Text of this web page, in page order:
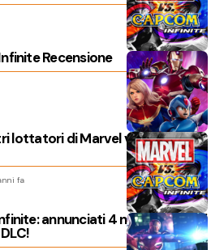
Recensione
lottatori di Marvel vs. Capcom:
fa
annunciati 4 nuovi lottatori